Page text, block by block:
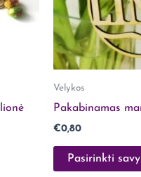
Velykos
Pakabinamas
€0,80
Pasirinkti